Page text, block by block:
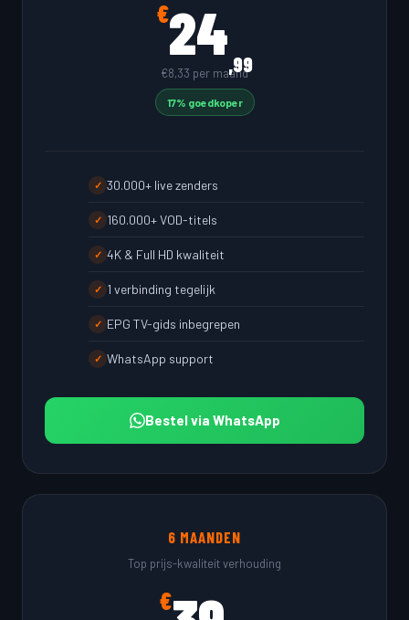
€24,99
€8,33 per maand
17% goedkoper
✓ 30.000+ live zenders
✓ 160.000+ VOD-titels
✓ 4K & Full HD kwaliteit
✓ 1 verbinding tegelijk
✓ EPG TV-gids inbegrepen
✓ WhatsApp support
Bestel via WhatsApp
6 MAANDEN
Top prijs-kwaliteit verhouding
€